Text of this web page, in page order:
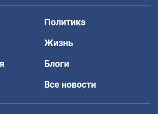
Политика
Жизнь
Блоги
Все новости